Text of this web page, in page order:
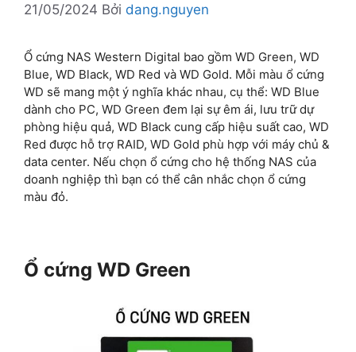
21/05/2024 Bởi dang.nguyen
Ổ cứng NAS Western Digital bao gồm WD Green, WD
Blue, WD Black, WD Red và WD Gold. Mỗi màu ổ cứng
WD sẽ mang một ý nghĩa khác nhau, cụ thể: WD Blue
dành cho PC, WD Green đem lại sự êm ái, lưu trữ dự
phòng hiệu quả, WD Black cung cấp hiệu suất cao, WD
Red được hỗ trợ RAID, WD Gold phù hợp với máy chủ &
data center. Nếu chọn ổ cứng cho hệ thống NAS của
doanh nghiệp thì bạn có thể cân nhắc chọn ổ cứng
màu đỏ.
Ổ cứng WD Green